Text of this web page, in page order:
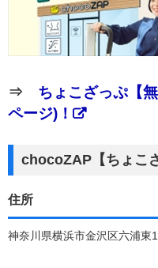
⇒ ちょこざっぷ【
ページ)！
chocoZAP【ちょこ
住所
神奈川県横浜市金沢区六浦